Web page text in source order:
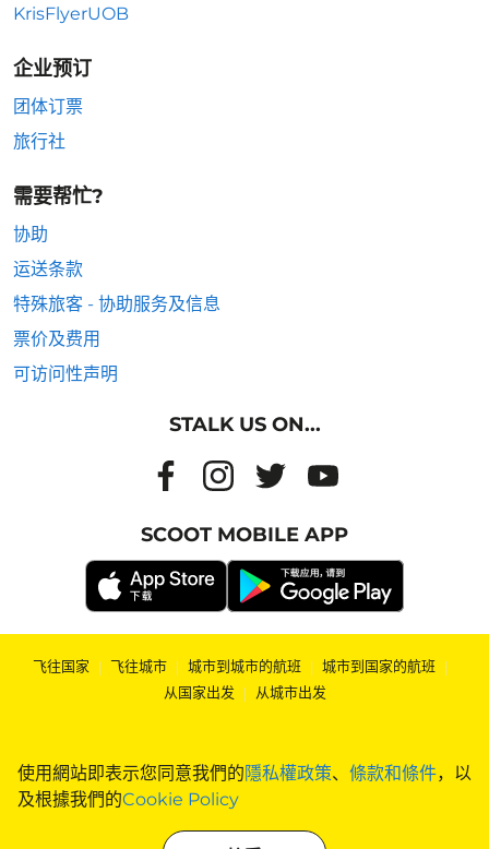
使用網站即表示您同意我們的隱私權政策、 條款和條件，以
及根據我們的Cookie Policy
KrisFlyerUOB
企业预订
团体订票
旅行社
需要帮忙?
协助
运送条款
特殊旅客 - 协助服务及信息
票价及费用
可访问性声明
STALK US ON...
SCOOT MOBILE APP
飞往国家 | 飞往城市 | 城市到城市的航班 | 城市到国家的航班 |
从国家出发 | 从城市出发